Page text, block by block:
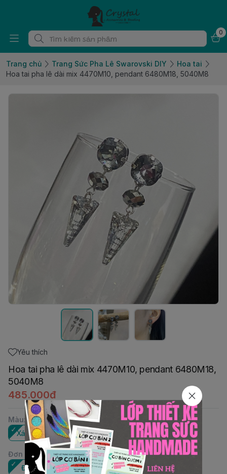
0
Trang chủ Trang Sức Pha Lê Swarovski DIY
Hoa tai
Hoa tai pha lê dài mix 4470M10, pendant 6480M18, 5040M8
Yêu thích
Hoa tai pha lê dài mix 4470M10, pendant 6480M18,
5040M8
485.000đ
Màu:
Xám-Rose Patina
Đơn vị
:
Đôi